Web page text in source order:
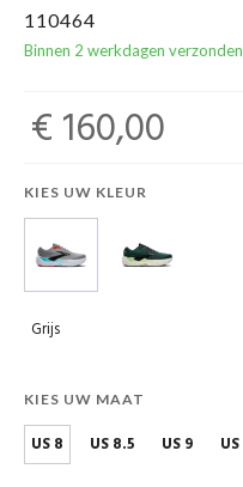
110464
Binnen 2 werkdagen
€ 160,00
KIES UW KLEUR
Grijs
KIES UW MAAT
US 8 US 8.5 US 9